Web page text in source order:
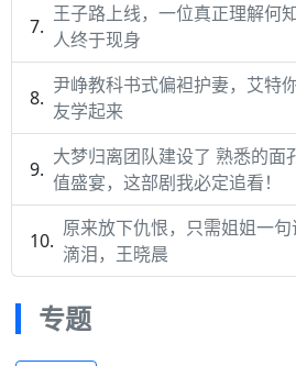
王子路上线，一位真正理解何
人终于现身
尹峥教科书式偏袒护妻，艾特
友学起来
大梦归离团队建设了 熟悉的面
值盛宴，这部剧我必定追看！
原来放下仇恨，只需姐姐一
滴泪，王晓晨
专题